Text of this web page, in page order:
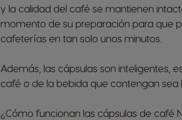
y la calidad del café se mantienen
momento de su preparación para que
cafeterías en tan solo unos minutos.
Además, las cápsulas son inteligentes,
café o de la bebida que contengan
¿Cómo funcionan las cápsulas de café